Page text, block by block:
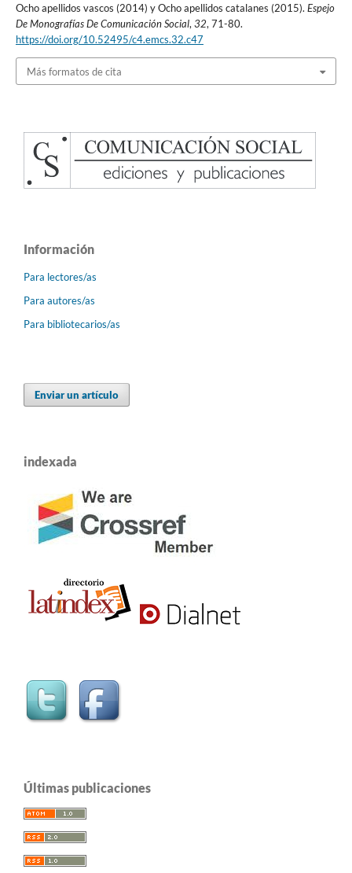
Ocho apellidos vascos (2014) y Ocho apellidos catalanes (2015). Espejo
De Monografías De Comunicación Social,32, 71-80.
https://doi.org/10.52495/c4.emcs.32.c47
Más formatos de cita
Información
Para lectores/as
Para autores/as
Para bibliotecarios/as
Enviar un artículo
indexada
Últimas publicaciones